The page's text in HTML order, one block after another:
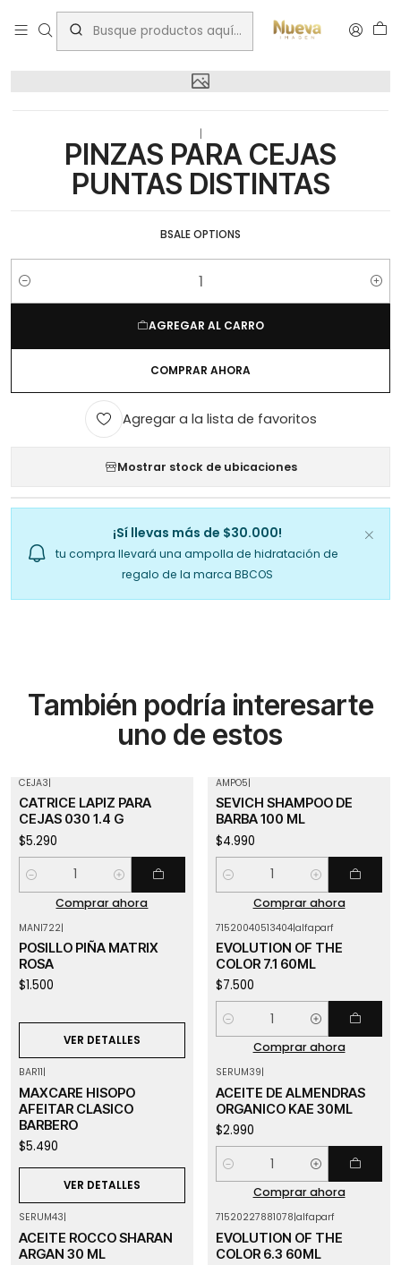
Inicio bsale PINZAS PARA CEJAS PUNTAS DISTINTAS
|
PINZAS PARA CEJAS
PUNTAS DISTINTAS
BSALE OPTIONS
Cantidad
AGREGAR AL CARRO
COMPRAR AHORA
Agregar a la lista de favoritos
Mostrar stock de ubicaciones
¡Sí llevas más de $30.000!
tu compra llevará una ampolla de hidratación de
regalo de la marca BBCOS
También podría interesarte
uno de estos
CEJA3|
CATRICE LAPIZ PARA
CEJAS 030 1.4 G
$5.290
Cantidad
Comprar ahora
AMPO5|
SEVICH SHAMPOO DE
BARBA 100 ML
$4.990
Cantidad
Comprar ahora
MANI722|
POSILLO PIÑA MATRIX
ROSA
$1.500
VER DETALLES
71520040513404|alfaparf
EVOLUTION OF THE
COLOR 7.1 60ML
$7.500
Cantidad
Comprar ahora
BAR11|
MAXCARE HISOPO
AFEITAR CLASICO
BARBERO
$5.490
VER DETALLES
SERUM39|
ACEITE DE ALMENDRAS
ORGANICO KAE 30ML
$2.990
Cantidad
Comprar ahora
SERUM43|
ACEITE ROCCO SHARAN
ARGAN 30 ML
71520227881078|alfaparf
EVOLUTION OF THE
COLOR 6.3 60ML